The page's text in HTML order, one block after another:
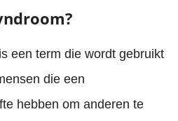
een term die wordt gebruikt
die een
hebben om anderen te